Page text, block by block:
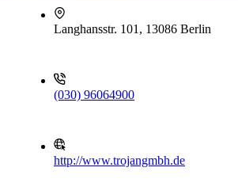
Langhansstr. 101, 13086 Berlin
(030) 96064900
http://www.trojangmbh.de